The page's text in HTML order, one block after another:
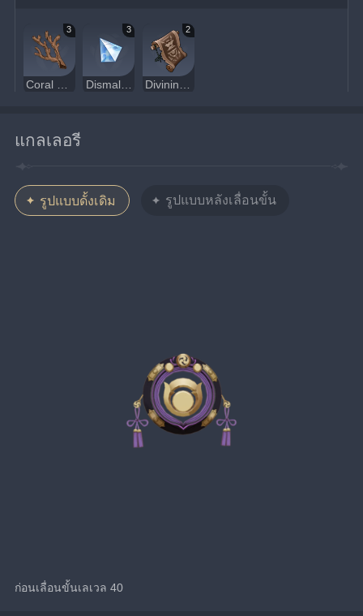
3
Coral Branch of a Distant Sea
3
Dismal Prism
2
Divining Scroll
แกลเลอรี
รูปแบบดั้งเดิม รูปแบบหลังเลื่อนขั้น
ก่อนเลื่อนขั้นเลเวล 40